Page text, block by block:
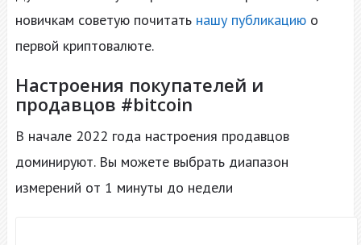
новичкам советую почитать нашу публикациюо
первой криптовалюте.
Настроения покупателей и
продавцов #bitcoin
В начале 2022 года настроения продавцов
доминируют. Вы можете выбрать диапазон
измерений от 1 минуты до недели